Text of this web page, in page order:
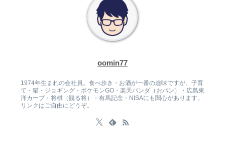
oomin77
1974年生まれの会社員。食べ歩き・お酒が一番の趣味ですが、子育
て・猫・ジョギング・ポケモンGO・楽天パンダ（おパン）・広島東
洋カープ・将棋（観る将）・有馬記念・NISAにも関心があります。
リンクはご自由にどうぞ。